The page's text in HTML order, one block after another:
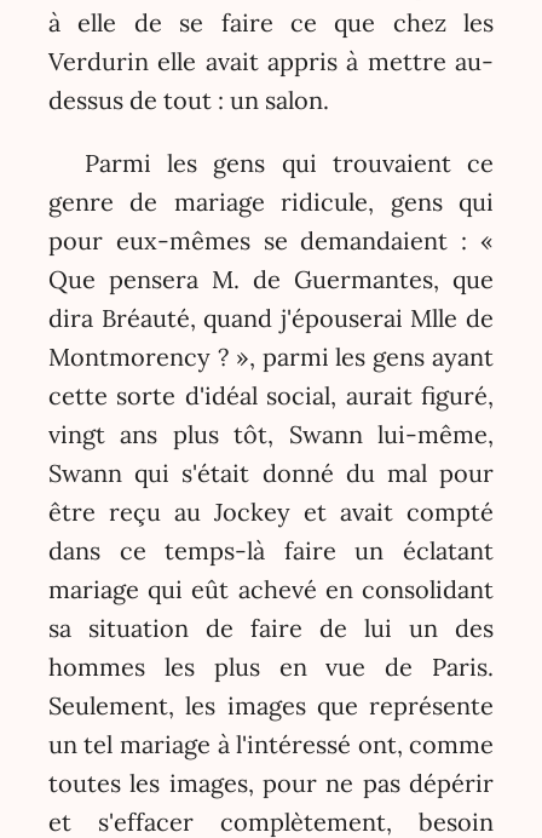
à elle de se faire ce que chez les
Verdurin elle avait appris à mettre au-
dessus de tout : un salon.
Parmi les gens qui trouvaient ce
genre de mariage ridicule, gens qui
pour eux-mêmes se demandaient : «
Que pensera M. de Guermantes, que
dira Bréauté, quand j'épouserai Mlle de
Montmorency ? », parmi les gens ayant
cette sorte d'idéal social, aurait figuré,
vingt ans plus tôt, Swann lui-même,
Swann qui s'était donné du mal pour
être reçu au Jockey et avait compté
dans ce temps-là faire un éclatant
mariage qui eût achevé en consolidant
sa situation de faire de lui un des
hommes les plus en vue de Paris.
Seulement, les images que représente
un tel mariage à l'intéressé ont, comme
toutes les images, pour ne pas dépérir
et s'effacer complètement, besoin